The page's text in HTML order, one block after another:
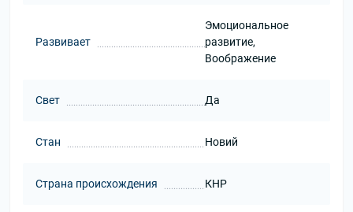
Развивает
Эмоциональное
развитие,
Воображение
Свет Да
Стан Новий
Страна происхождения КНР